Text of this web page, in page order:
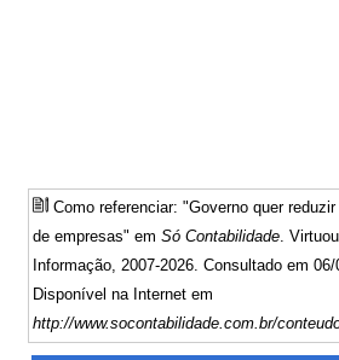
Como referenciar: "Governo quer
de empresas" emSó Contabilidade.
Informação, 2007-2026. Consultado em
Disponível na Internet em
http://www.socontabilidade.com.br/